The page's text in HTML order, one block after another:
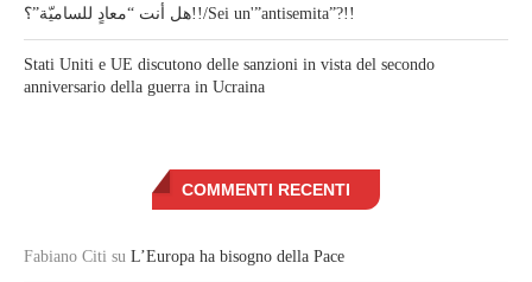
هل أنت “معادٍ للساميّة”؟!!/Sei un'”antisemita”?!!
Stati Uniti e UE discutono delle sanzioni in vista del secondo
anniversario della guerra in Ucraina
COMMENTI RECENTI
Fabiano Citi su L’Europa ha bisogno della Pace